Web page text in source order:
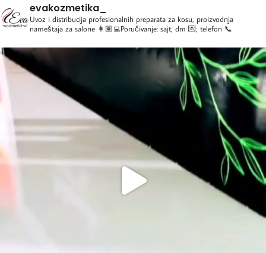
evakozmetika_
Uvoz i distribucija profesionalnih preparata za kosu, proizvodnja
nameštaja za salone 👩🏽‍💻Poručivanje: sajt; dm 💌; telefon 📞